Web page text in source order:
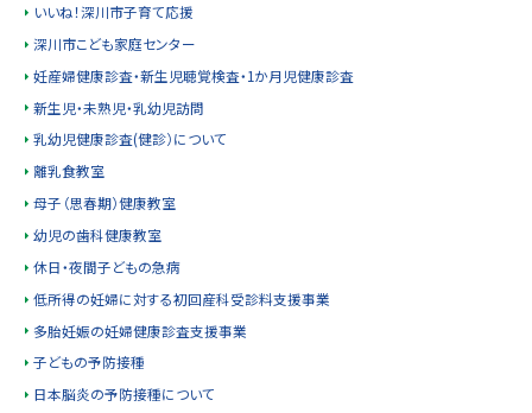
いいね！深川市子育て応援
深川市こども家庭センター
妊産婦健康診査・新生児聴覚検査・1か月児健康診査
新生児・未熟児・乳幼児訪問
乳幼児健康診査(健診）について
離乳食教室
母子（思春期）健康教室
幼児の歯科健康教室
休日・夜間子どもの急病
低所得の妊婦に対する初回産科受診料支援事業
多胎妊娠の妊婦健康診査支援事業
子どもの予防接種
日本脳炎の予防接種について